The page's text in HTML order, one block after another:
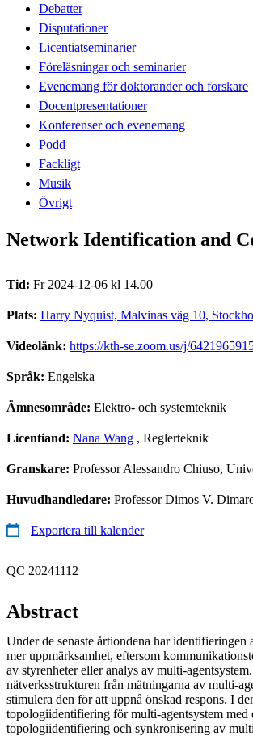
Debatter
Disputationer
Licentiatseminarier
Föreläsningar och seminarier
Evenemang för doktorander och forskare
Docentpresentationer
Konferenser och evenemang
Podd
Fackligt
Musik
Övrigt
Network Identification and
Tid: Fr 2024-12-06 kl 14.00
Plats: Harry Nyquist, Malvinas väg 10,
Videolänk: https://kth-se.zoom.us/j/
Språk: Engelska
Ämnesområde: Elektro- och systemteknik
Licentiand: Nana Wang , Reglerteknik
Granskare: Professor Alessandro Chiuso,
Huvudhandledare: Professor Dimos V.
Exportera till kalender
QC 20241112
Abstract
Under de senaste årtiondena har
mer uppmärksamhet, eftersom
av styrenheter eller analys av multi-
nätverksstrukturen från mätningarna av multi-
stimulera den för att uppnå önskad respons. I
topologiidentifiering för multi-agentsystem
topologiidentifiering och synkronisering av